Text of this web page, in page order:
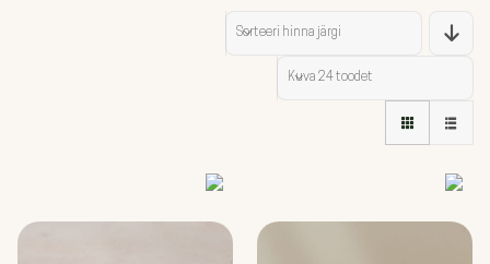
LAPSED
Sorteeri hinna järgi
Kuva24 toodet